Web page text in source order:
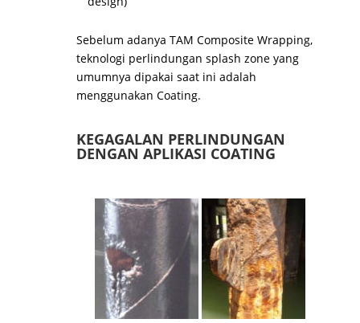
Sebelum adanya TAM Composite Wrapping,
teknologi perlindungan splash zone yang
umumnya dipakai saat ini adalah
menggunakan Coating.
KEGAGALAN PERLINDUNGAN
DENGAN APLIKASI COATING